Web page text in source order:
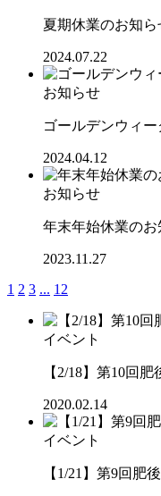
夏期休業のお知ら
2024.07.22
お知らせ
ゴールデンウィ
2024.04.12
お知らせ
年末年始休業のお
2023.11.27
1 2 3 ... 12
イベント
【2/18】第10回
2020.02.14
イベント
【1/21】第9回肥